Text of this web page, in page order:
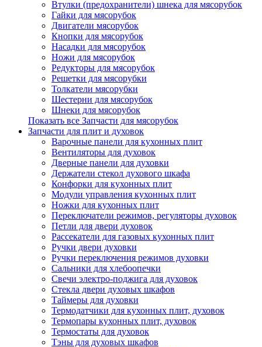
Втулки (предохранители) шнека для мясорубок
Гайки для мясорубок
Двигатели мясорубок
Кнопки для мясорубок
Насадки для мясорубок
Ножи для мясорубок
Редукторы для мясорубок
Решетки для мясорубки
Толкатели мясорубки
Шестерни для мясорубок
Шнеки для мясорубок
Показать все Запчасти для мясорубок
Запчасти для плит и духовок
Варочные панели для кухонных плит
Вентиляторы для духовок
Дверные панели для духовки
Держатели стекол духового шкафа
Конфорки для кухонных плит
Модули управления кухонных плит
Ножки для кухонных плит
Переключатели режимов, регуляторы духовок
Петли для двери духовок
Рассекатели для газовых кухонных плит
Ручки двери духовки
Ручки переключения режимов духовки
Сальники для хлебоопечки
Свечи электро-поджига для духовок
Стекла двери духовых шкафов
Таймеры для духовки
Термодатчики для кухонных плит, духовок
Термопары кухонных плит, духовок
Термостаты для духовок
Тэны для духовых шкафов